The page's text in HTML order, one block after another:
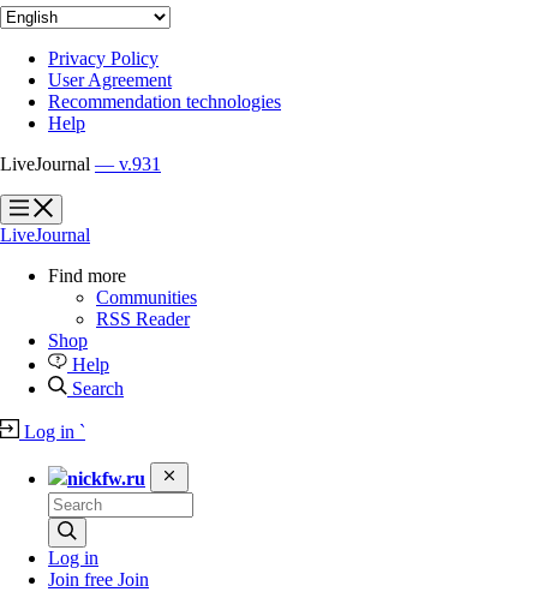
Privacy Policy
User Agreement
Recommendation technologies
Help
LiveJournal — v.931
?
?
LiveJournal
Find more
Communities
RSS Reader
Shop
Help
Search
Log in `
nickfw.ru
Log in
Join free Join